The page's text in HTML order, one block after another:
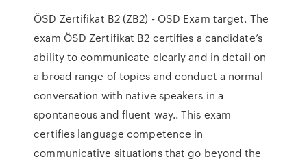
ÖSD Zertifikat B2 (ZB2) - OSD Exam target. The
exam ÖSD Zertifikat B2 certifies a candidate’s
ability to communicate clearly and in detail on
a broad range of topics and conduct a normal
conversation with native speakers in a
spontaneous and fluent way.. This exam
certifies language competence in
communicative situations that go beyond the